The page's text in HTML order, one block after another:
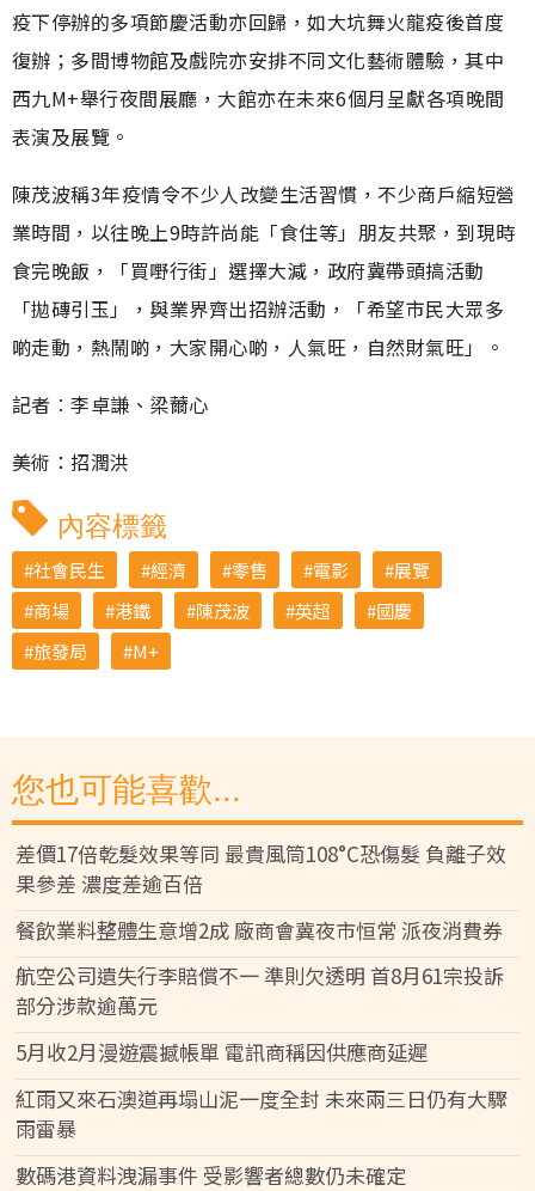
疫下停辦的多項節慶活動亦回歸，如大坑舞火龍疫後首度
復辦；多間博物館及戲院亦安排不同文化藝術體驗，其中
西九M+舉行夜間展廳，大館亦在未來6個月呈獻各項晚間
表演及展覽。
陳茂波稱3年疫情令不少人改變生活習慣，不少商戶縮短營
業時間，以往晚上9時許尚能「食住等」朋友共聚，到現時
食完晚飯，「買嘢行街」選擇大減，政府冀帶頭搞活動
「拋磚引玉」，與業界齊出招辦活動，「希望市民大眾多
啲走動，熱鬧啲，大家開心啲，人氣旺，自然財氣旺」。
記者︰李卓謙、梁薾心
美術：招潤洪
內容標籤
社會民生 經濟 零售 電影
展覽
商場
港鐵 陳茂波 英超
國慶
旅發局
M+
您也可能喜歡...
差價17倍乾髮效果等同 最貴風筒108°C恐傷髮 負離子效
果參差 濃度差逾百倍
餐飲業料整體生意增2成 廠商會冀夜市恒常 派夜消費券
航空公司遺失行李賠償不一 準則欠透明 首8月61宗投訴
部分涉款逾萬元
5月收2月漫遊震撼帳單 電訊商稱因供應商延遲
紅雨又來石澳道再塌山泥一度全封 未來兩三日仍有大驟
雨雷暴
數碼港資料洩漏事件 受影響者總數仍未確定